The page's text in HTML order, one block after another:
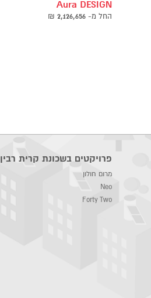
Aura DESIGN
החל ‫מ- 2,126,656
₪
פרויקטים בשכונת קרית רבין
מרום חולון
Neo
Forty Two